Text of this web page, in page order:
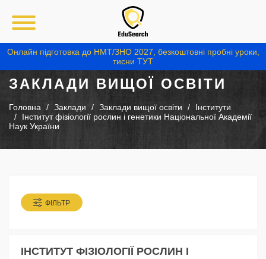
Онлайн підготовка до НМТ/ЗНО 2027, безкоштовні пробні уроки,
тисни ТУТ
ЗАКЛАДИ ВИЩОЇ ОСВІТИ
Головна Заклади Заклади вищої освіти
Інститути
Інститут фізіології рослин і генетики Національної Академії
Наук України
ФІЛЬТР
ІНСТИТУТ ФІЗІОЛОГІЇ РОСЛИН І